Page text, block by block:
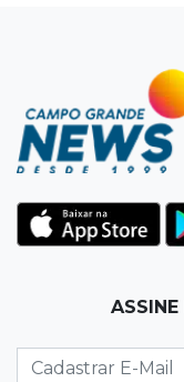
Governador
licenciamento
Celulose
10:25 Dourados
Após brilhar na
Morte no